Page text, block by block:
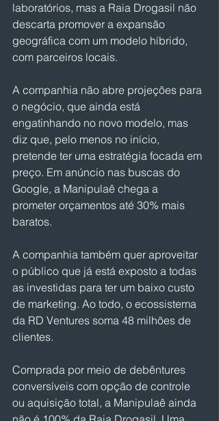
laboratórios, mas a Raia Drogasil não
descarta promover a expansão
geográfica com um modelo híbrido,
com parceiros locais.
A companhia não abre projeções para
o negócio, que ainda está
engatinhando no novo modelo, mas
diz que, pelo menos no início,
pretende ter uma estratégia focada em
preço. Em anúncio nas buscas do
Google, a Manipulaê chega a
prometer orçamentos até 30% mais
baratos.
A companhia também quer aproveitar
o público que já está exposto a todas
as investidas para ter um baixo custo
de marketing. Ao todo, o ecossistema
da RD Ventures soma 48 milhões de
clientes.
Comprada por meio de debêntures
conversíveis com opção de controle
ou aquisição total, a Manipulaê ainda